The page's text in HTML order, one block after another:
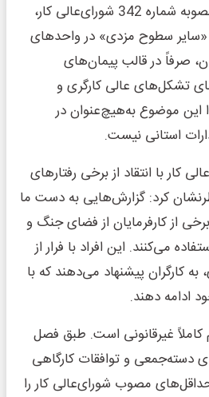
تاجیک افزود: بر اساس مصوبه شماره 342 شورای‌عالی کار،
«سایر سطوح مزدی» در واحدهای
صرفاً در قالب پیمان‌های
تشکل‌های عالی کارگری و
این موضوع به‌هیچ‌عنوان در
استانی نیست.
کار با انتقاد از برخی رفتارهای
کرد: گزارش‌هایی به دست ما
از کارفرمایان از فضای جنگ و
می‌کنند. این افراد با فرار از
کارگران پیشنهاد می‌دهند که با
ادامه دهند.
کاملاً غیرقانونی است. طبق فصل
دسته‌جمعی و توافقات کارگاهی
مصوب شورای‌عالی کار را